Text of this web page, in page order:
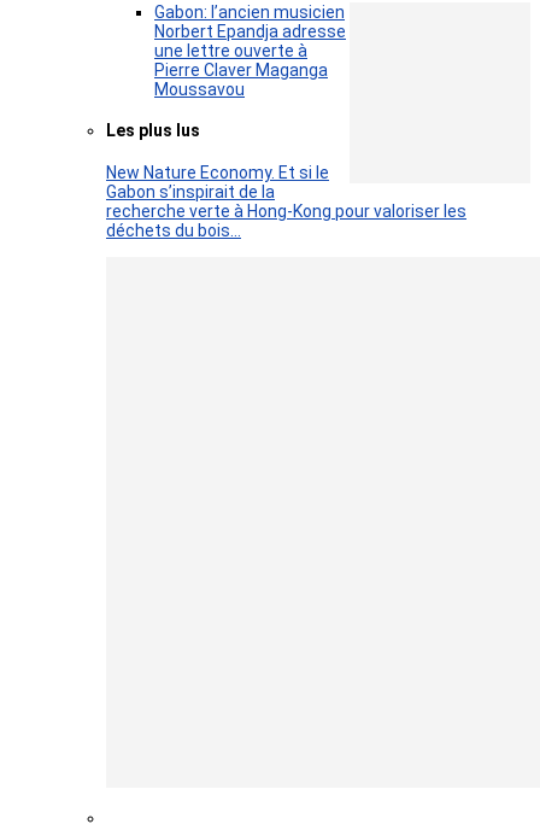
Gabon: l’ancien musicien
Norbert Epandja adresse
une lettre ouverte à
Pierre Claver Maganga
Moussavou
Les plus lus
New Nature Economy. Et si le
Gabon s’inspirait de la
recherche verte à Hong-Kong pour valoriser les
déchets du bois…